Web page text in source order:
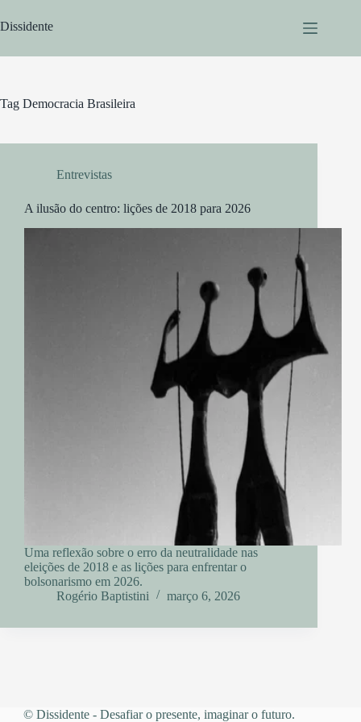
para
o
Dissidente
Tag Democracia Brasileira
Entrevistas
A ilusão do centro: lições de 2018 para 2026
Uma reflexão sobre o erro da neutralidade nas
eleições de 2018 e as lições para enfrentar o
bolsonarismo em 2026.
Rogério Baptistini
março 6, 2026
© Dissidente - Desafiar o presente, imaginar o futuro.